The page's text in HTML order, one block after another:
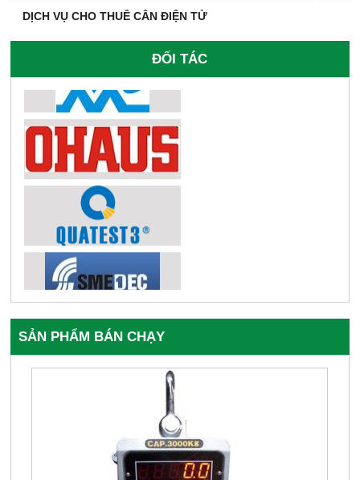
DỊCH VỤ CHO THUÊ CÂN ĐIỆN TỬ
ĐỐI TÁC
SẢN PHẨM BÁN CHẠY